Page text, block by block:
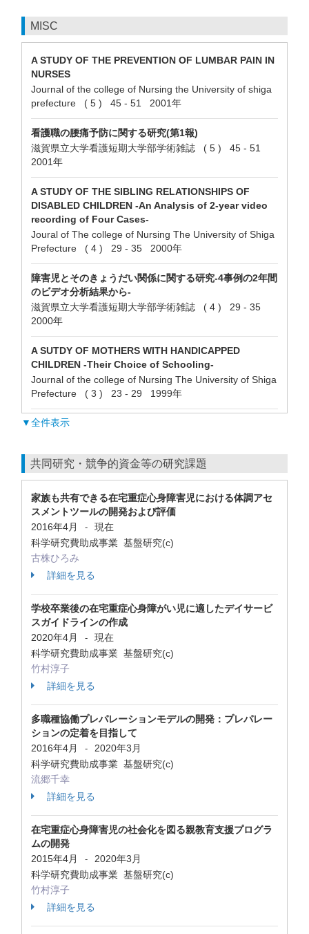
MISC
A STUDY OF THE PREVENTION OF LUMBAR PAIN IN
NURSES
Journal of the college of Nursing the University of shiga
prefecture ( 5 ) 45 - 51 2001年
看護職の腰痛予防に関する研究(第1報)
滋賀県立大学看護短期大学部学術雑誌 ( 5 ) 45 - 51
2001年
A STUDY OF THE SIBLING RELATIONSHIPS OF
DISABLED CHILDREN -An Analysis of 2-year video
recording of Four Cases-
Joural of The college of Nursing The University of Shiga
Prefecture ( 4 ) 29 - 35 2000年
障害児とそのきょうだい関係に関する研究-4事例の2年間
のビデオ分析結果から-
滋賀県立大学看護短期大学部学術雑誌 ( 4 ) 29 - 35
2000年
A SUTDY OF MOTHERS WITH HANDICAPPED
CHILDREN -Their Choice of Schooling-
Journal of the college of Nursing The University of Shiga
Prefecture ( 3 ) 23 - 29 1999年
▼全件表示
共同研究・競争的資金等の研究課題
家族も共有できる在宅重症心身障害児における体調アセ
スメントツールの開発および評価
2016年4月
-
現在
科学研究費助成事業 基盤研究(c)
古株ひろみ
詳細を見る
学校卒業後の在宅重症心身障がい児に適したデイサービ
スガイドラインの作成
2020年4月
-
現在
科学研究費助成事業 基盤研究(c)
竹村淳子
詳細を見る
多職種協働プレパレーションモデルの開発：プレパレー
ションの定着を目指して
2016年4月
-
2020年3月
科学研究費助成事業 基盤研究(c)
流郷千幸
詳細を見る
在宅重症心身障害児の社会化を図る親教育支援プログラ
ムの開発
2015年4月
-
2020年3月
科学研究費助成事業 基盤研究(c)
竹村淳子
詳細を見る